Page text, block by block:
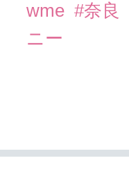
wme #奈良
ニー